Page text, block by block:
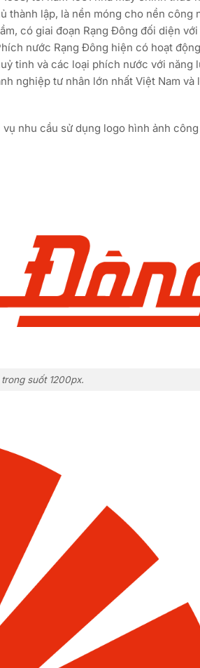
thành lập, là nền móng cho nền công
có giai đoạn Rạng Đông đối diện
nước Rạng Đông hiện có hoạt
tinh và các loại phích nước với năng
nghiệp tư nhân lớn nhất Việt Nam và
nhu cầu sử dụng logo hình ảnh
suốt 1200px.